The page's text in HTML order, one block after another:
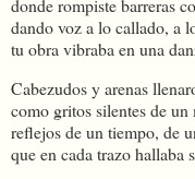
donde rompiste barreras
dando voz a lo callado, a
tu obra vibraba en una
Cabezudos y arenas
como gritos silentes de
reflejos de un tiempo, de
que en cada trazo hallaba